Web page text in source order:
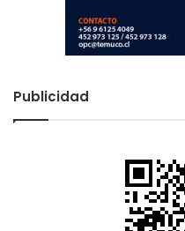
Publicidad